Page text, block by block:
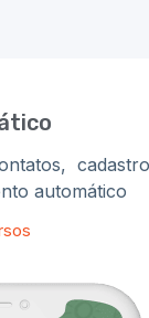
cadastro
automático